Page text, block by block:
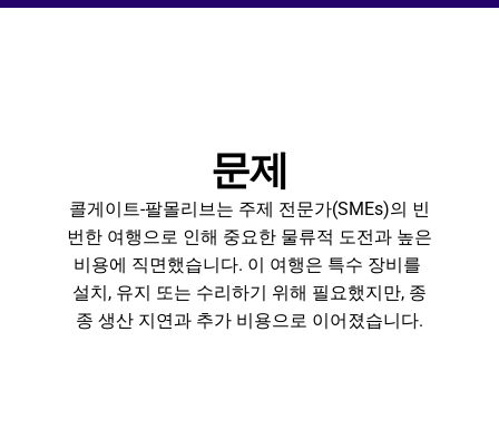
문제
콜게이트-팔몰리브는 주제 전문가(SMEs)의 빈
번한 여행으로 인해 중요한 물류적 도전과 높은
비용에 직면했습니다. 이 여행은 특수 장비를
설치, 유지 또는 수리하기 위해 필요했지만, 종
종 생산 지연과 추가 비용으로 이어졌습니다.